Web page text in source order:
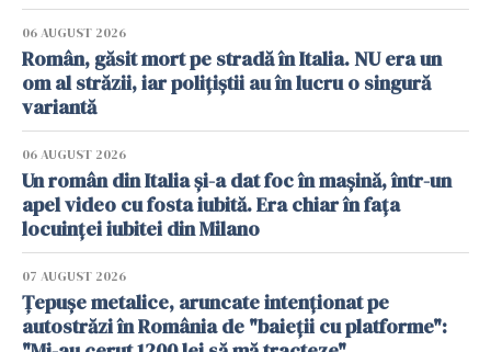
06 AUGUST 2026
Român, găsit mort pe stradă în Italia. NU era un
om al străzii, iar polițiștii au în lucru o singură
variantă
06 AUGUST 2026
Un român din Italia și-a dat foc în mașină, într-un
apel video cu fosta iubită. Era chiar în fața
locuinței iubitei din Milano
07 AUGUST 2026
Țepușe metalice, aruncate intenționat pe
autostrăzi în România de "baieții cu platforme":